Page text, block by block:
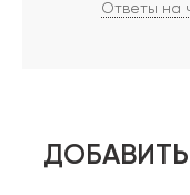
Ответы на